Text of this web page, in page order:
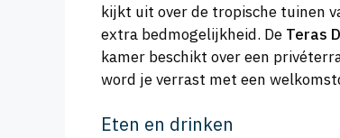
kijkt uit over de tropische tuinen
extra bedmogelijkheid. De Teras
kamer beschikt over een
word je verrast met een
Eten en drinken